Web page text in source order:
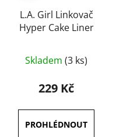
L.A. Girl Linkovač
Hyper Cake Liner
hodnocení
produktu
5,0
z
Skladem (3 ks)
229 Kč